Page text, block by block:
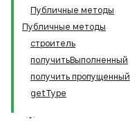
Публичные методы
Публичные методы
строитель
получитьВыполненный
получить пропущенный
getType